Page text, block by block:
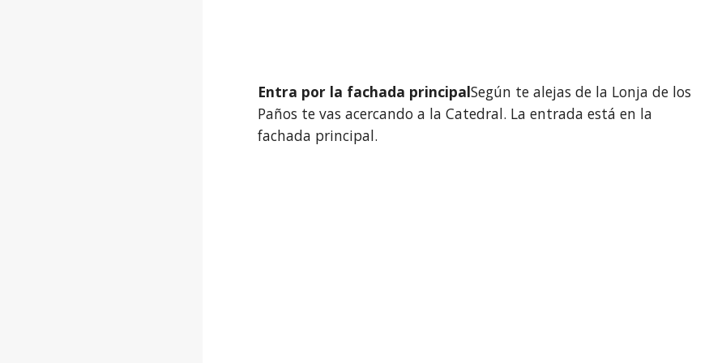
Entra por la fachada principalSegún te alejas de la Lonja de los
Paños te vas acercando a la Catedral. La entrada está en la
fachada principal.